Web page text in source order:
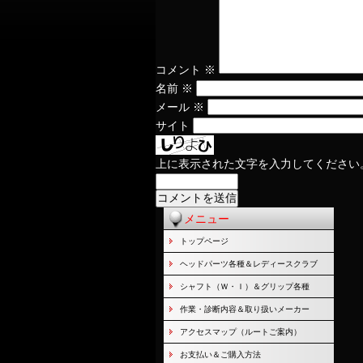
コメント ※
名前 ※
メール ※
サイト
上に表示された文字を入力してください
メニュー
トップページ
ヘッドパーツ各種＆レディースクラブ
シャフト（Ｗ・Ｉ）＆グリップ各種
作業・診断内容＆取り扱いメーカー
アクセスマップ（ルートご案内）
お支払い＆ご購入方法